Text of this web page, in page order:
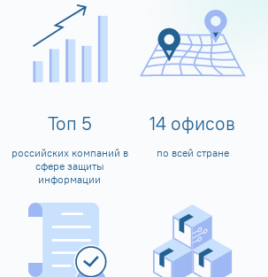
Топ 5
российских компаний в
сфере защиты
информации
14 офисов
по всей стране